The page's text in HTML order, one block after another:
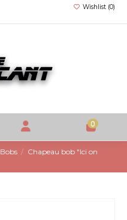
Wishlist (0)
0
Bobs
Chapeau bob "Ici on